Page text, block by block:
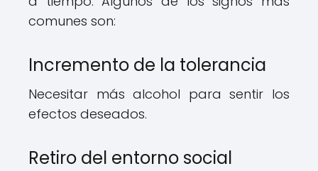
comunes son:
Incremento de la tolerancia
Necesitar más alcohol para sentir los
efectos deseados.
Retiro del entorno social